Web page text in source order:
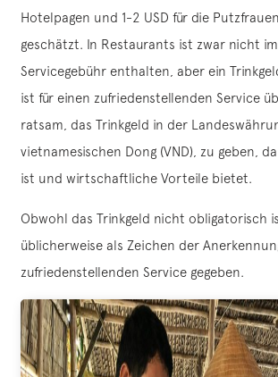
Hotelpagen und 1-2 USD für die
geschätzt. In Restaurants ist zwar nicht
Servicegebühr enthalten, aber ein
ist für einen zufriedenstellenden Service
ratsam, das Trinkgeld in der
vietnamesischen Dong (VND), zu geben,
ist und wirtschaftliche Vorteile bietet.
Obwohl das Trinkgeld nicht obligatorisch
üblicherweise als Zeichen der
zufriedenstellenden Service gegeben.